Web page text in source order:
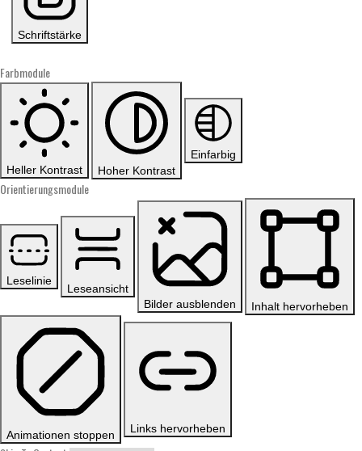
Schriftstärke
Farbmodule
Heller Kontrast Hoher Kontrast
Einfarbig
Orientierungsmodule
Leselinie
Leseansicht
Bilder ausblenden
Inhalt hervorheben
Animationen stoppen Links hervorheben